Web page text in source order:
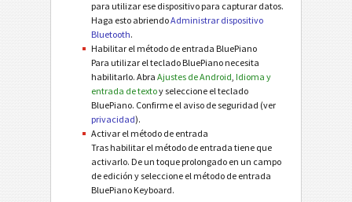
para utilizar ese dispositivo para capturar datos.
Haga esto abriendoAdministrar dispositivo
Bluetooth.
Habilitar el método de entrada BluePiano
Para utilizar el teclado BluePiano necesita
habilitarlo. Abra Ajustes de Android Idioma y
entrada de textoy seleccione el teclado
BluePiano. Confirme el aviso de seguridad (ver
privacidad).
Activar el método de entrada
Tras habilitar el método de entrada tiene que
activarlo. De un toque prolongado en un campo
de edición y seleccione el método de entrada
BluePiano Keyboard.